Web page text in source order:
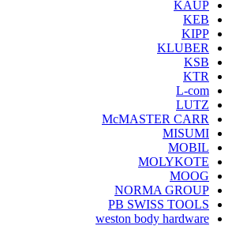
KAUP
KEB
KIPP
KLUBER
KSB
KTR
L-com
LUTZ
McMASTER CARR
MISUMI
MOBIL
MOLYKOTE
MOOG
NORMA GROUP
PB SWISS TOOLS
weston body hardware